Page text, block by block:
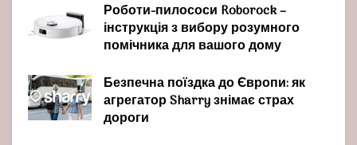
Роботи-пилососи Roborock –
інструкція з вибору розумного
помічника для вашого дому
Безпечна поїздка до Європи: як
агрегатор Sharry знімає страх
дороги